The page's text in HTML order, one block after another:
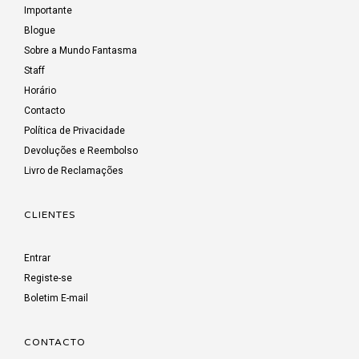
Importante
Blogue
Sobre a Mundo Fantasma
Staff
Horário
Contacto
Política de Privacidade
Devoluções e Reembolso
Livro de Reclamações
CLIENTES
Entrar
Registe-se
Boletim E-mail
CONTACTO